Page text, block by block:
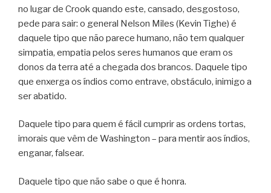
no lugar de Crook quando este, cansado, desgostoso,
pede para sair: o general Nelson Miles (Kevin Tighe) é
daquele tipo que não parece humano, não tem qualquer
simpatia, empatia pelos seres humanos que eram os
donos da terra até a chegada dos brancos. Daquele tipo
que enxerga os índios como entrave, obstáculo, inimigo a
ser abatido.
Daquele tipo para quem é fácil cumprir as ordens tortas,
imorais que vêm de Washington – para mentir aos índios,
enganar, falsear.
Daquele tipo que não sabe o que é honra.